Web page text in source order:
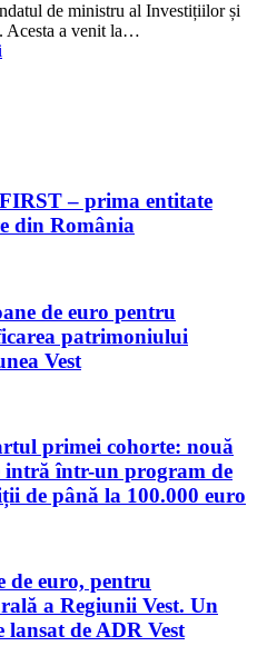
de ministru al Investițiilor și
Acesta a venit la…
– prima entitate
din România
de euro pentru
patrimoniului
Vest
primei cohorte: nouă
intră într-un program de
de până la 100.000 euro
de euro, pentru
a Regiunii Vest. Un
lansat de ADR Vest